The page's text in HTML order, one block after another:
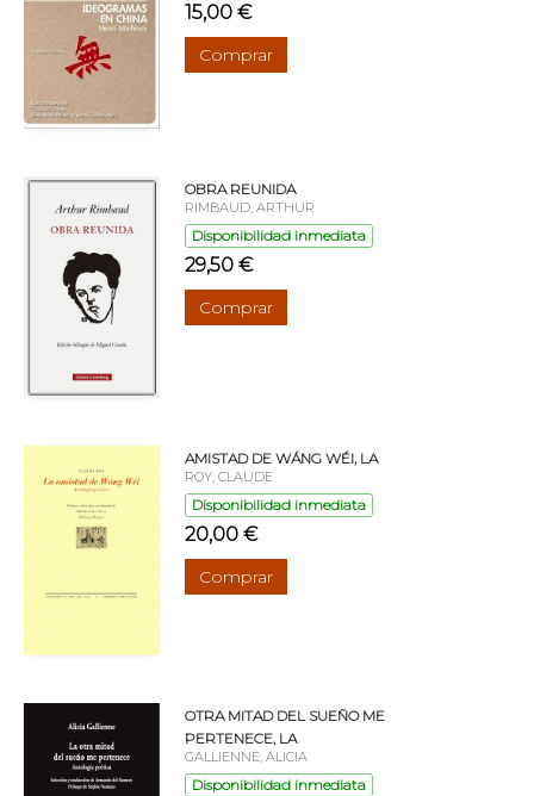
15,00 €
Comprar
OBRA REUNIDA
RIMBAUD, ARTHUR
Disponibilidad inmediata
29,50 €
Comprar
AMISTAD DE WÁNG WÉI, LA
ROY, CLAUDE
Disponibilidad inmediata
20,00 €
Comprar
OTRA MITAD DEL SUEÑO ME
PERTENECE, LA
GALLIENNE, ALICIA
Disponibilidad inmediata